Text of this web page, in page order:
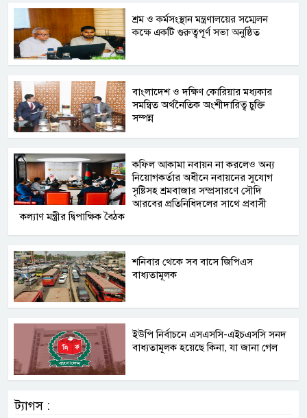
শ্রম ও কর্মসংস্থান মন্ত্রণালয়ের সম্মেলন
কক্ষে একটি গুরুত্বপূর্ণ সভা অনুষ্ঠিত
বাংলাদেশ ও দক্ষিণ কোরিয়ার মধ্যকার
সমন্বিত অর্থনৈতিক অংশীদারিত্ব চুক্তি
সম্পন্ন
কফিল আকামা নবায়ন না করলেও অন্য
নিয়োগকর্তার অধীনে নবায়নের সুযোগ
সৃষ্টিসহ শ্রমবাজার সম্প্রসারণে সৌদি
আরবের প্রতিনিধিদলের সাথে প্রবাসী
কল্যাণ মন্ত্রীর দ্বিপাক্ষিক বৈঠক
শনিবার থেকে সব বাসে জিপিএস
বাধ্যতামূলক
ইউপি নির্বাচনে এসএসসি-এইচএসসি সনদ
বাধ্যতামূলক হয়েছে কিনা, যা জানা গেল
ট্যাগস :